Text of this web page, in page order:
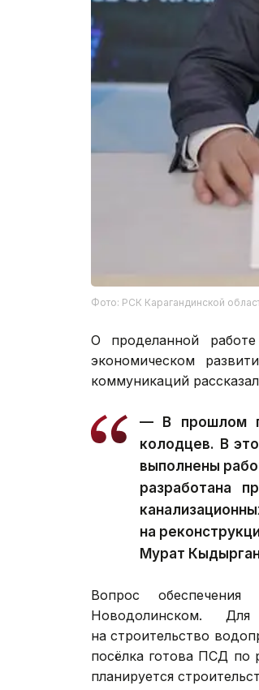
Фото: РСК Карагандинской
О проделанной
экономическом
коммуникаций
— В прошлом
колодцев. В
выполнены
разработана
на
Мурат
Вопрос
Новодолинском.
на строительство
посёлка готова ПСД по
планируется